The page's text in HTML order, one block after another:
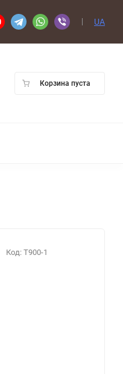
UA
Корзина пуста
Код: T900-1